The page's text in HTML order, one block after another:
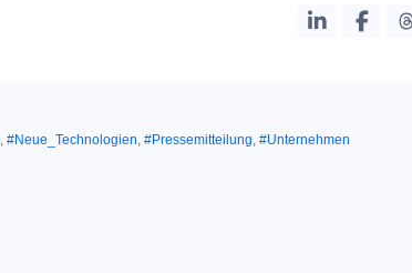
, #Neue_Technologien, #Pressemitteilung, #Unternehmen